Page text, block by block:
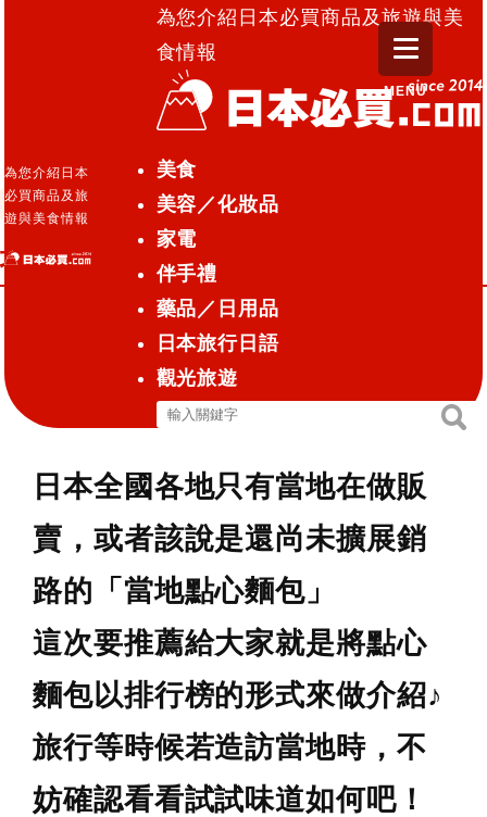
為您介紹日本
必買商品及旅
遊與美食情報
為您介紹日本必買商品及旅遊與美
食情報
美食
美容／化妝品
家電
伴手禮
藥品／日用品
日本旅行日語
觀光旅遊
搜
關
字:
搜
MENU
伴手禮 2016.08.19
地區限定！當地點心麵包
地區限定！當地點心麵包
日本全國各地只有當地在做販
賣，或者該說是還尚未擴展銷
路的「當地點心麵包」
這次要推薦給大家就是將點心
麵包以排行榜的形式來做介紹♪
旅行等時候若造訪當地時，不
妨確認看看試試味道如何吧！